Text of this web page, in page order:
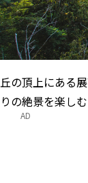
丘の頂上にある
りの絶景を楽し
AD